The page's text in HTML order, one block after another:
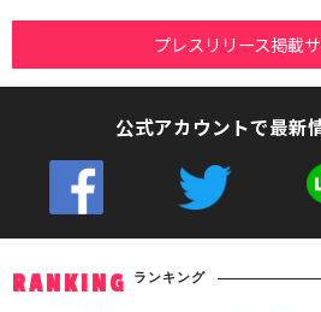
プレスリリース掲載
公式アカウントで最新
RANKING ランキング